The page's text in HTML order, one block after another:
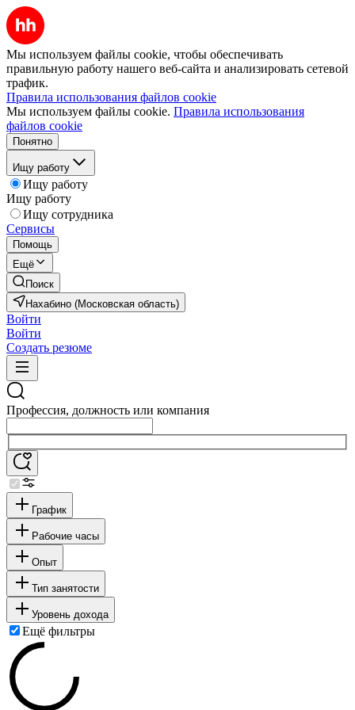
Мы используем файлы cookie, чтобы обеспечивать
правильную работу нашего веб-сайта и анализировать сетевой
трафик.
Правила использования файлов cookie
Мы используем файлы cookie. Правила использования
файлов cookie
Понятно
Ищу работу
Ищу работу
Ищу работу
Ищу сотрудника
Сервисы
Помощь
Ещё
Поиск
Нахабино (Московская область)
Войти
Войти
Создать резюме
Профессия, должность или компания
График
Рабочие часы
Опыт
Тип занятости
Уровень дохода
Ещё фильтры